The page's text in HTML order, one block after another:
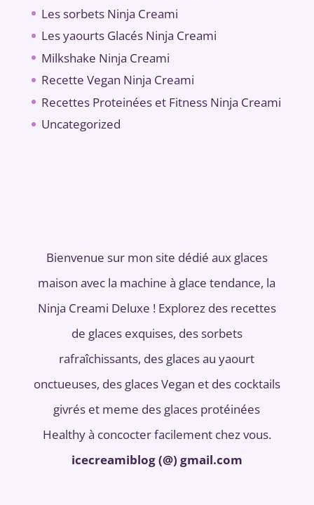
Les sorbets Ninja Creami
Les yaourts Glacés Ninja Creami
Milkshake Ninja Creami
Recette Vegan Ninja Creami
Recettes Proteinées et Fitness Ninja Creami
Uncategorized
Bienvenue sur mon site dédié aux glaces
maison avec la machine à glace tendance, la
Ninja Creami Deluxe ! Explorez des recettes
de glaces exquises, des sorbets
rafraîchissants, des glaces au yaourt
onctueuses, des glaces Vegan et des cocktails
givrés et meme des glaces protéinées
Healthy à concocter facilement chez vous.
icecreamiblog (@) gmail.com